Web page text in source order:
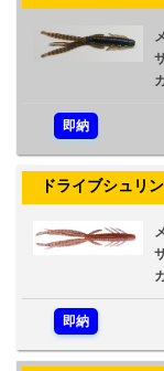
即納
ドライブシュリン
即納